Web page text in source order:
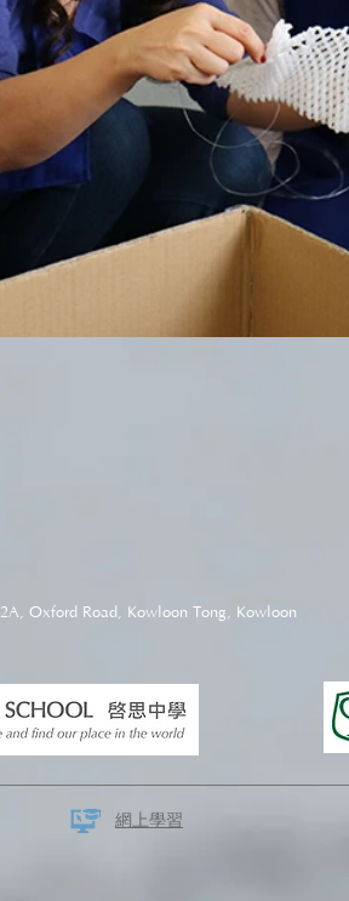
2A, Oxford Road, Kowloon Tong, Kowloon
網上學習